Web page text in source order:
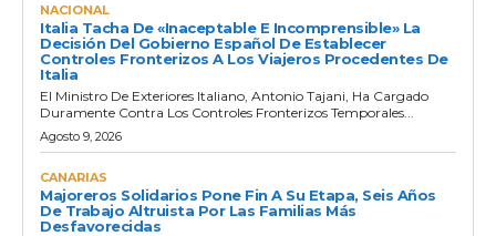
NACIONAL
Italia Tacha De «inaceptable E Incomprensible» La
Decisión Del Gobierno Español De Establecer
Controles Fronterizos A Los Viajeros Procedentes De
Italia
El Ministro De Exteriores Italiano, Antonio Tajani, Ha Cargado
Duramente Contra Los Controles Fronterizos Temporales...
Agosto 9, 2026
CANARIAS
Majoreros Solidarios Pone Fin A Su Etapa, Seis Años
De Trabajo Altruista Por Las Familias Más
Desfavorecidas